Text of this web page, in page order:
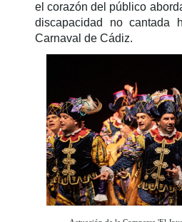
el corazón del público
discapacidad no cantada
Carnaval de Cádiz.